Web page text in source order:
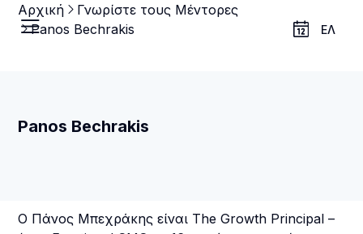
ΕΛ
Αρχική
Γνωρίστε τους Μέντορες
Panos Bechrakis
Panos Bechrakis
Ο Πάνος Μπεχράκης είναι The Growth Principal –